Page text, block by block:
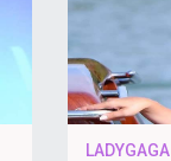
LADYGAGA